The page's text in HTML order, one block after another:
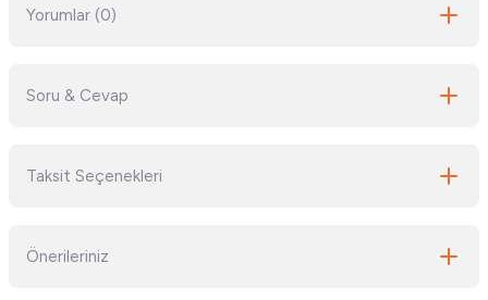
Yorumlar (0)
Soru & Cevap
Taksit Seçenekleri
Önerileriniz